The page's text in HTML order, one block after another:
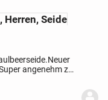
Herren, Seide
Neuer
angenehm zu